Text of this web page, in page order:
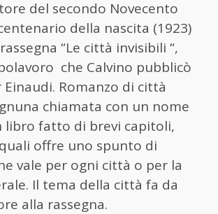
del secondo Novecento
della nascita (1923)
“Le città invisibili “,
che Calvino pubblicò
Einaudi. Romanzo di città
chiamata con un nome
libro fatto di brevi capitoli,
offre uno spunto di
vale per ogni città o per la
Il tema della città fa da
alla rassegna.